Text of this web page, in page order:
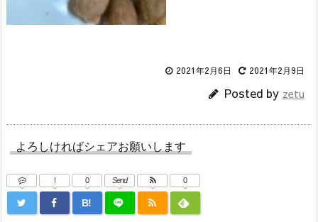
2021年2月6日 2021年2月9日
Posted by zetu
よろしければシェアお願いします
!
B!
0 Send 0